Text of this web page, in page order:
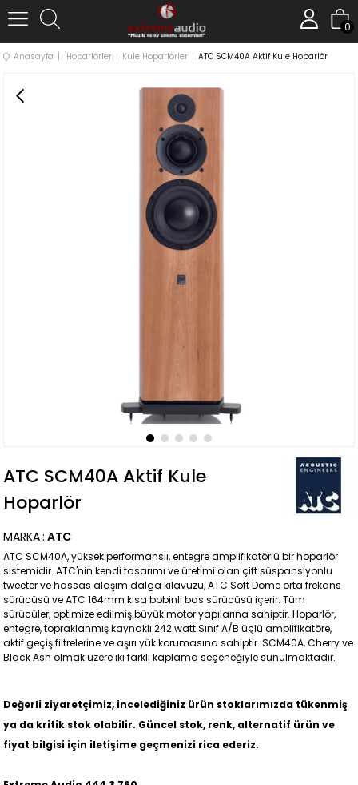
0
Anasayfa Hoparlörler Kule Hoparlörler ATC SCM40A Aktif Kule Hoparlör
ATC SCM40A Aktif Kule
Hoparlör
MARKA: ATC
ATC SCM40A, yüksek performanslı, entegre amplifikatörlü bir hoparlör
sistemidir. ATC'nin kendi tasarımı ve üretimi olan çift süspansiyonlu
tweeter ve hassas alaşım dalga kılavuzu, ATC Soft Dome orta frekans
sürücüsü ve ATC 164mm kısa bobinli bas sürücüsü içerir. Tüm
sürücüler, optimize edilmiş büyük motor yapılarına sahiptir. Hoparlör,
entegre, topraklanmış kaynaklı 242 watt Sınıf A/B üçlü amplifikatöre,
aktif geçiş filtrelerine ve aşırı yük korumasına sahiptir. SCM40A, Cherry ve
Black Ash olmak üzere iki farklı kaplama seçeneğiyle sunulmaktadır.
Değerli ziyaretçimiz, incelediğiniz ürün stoklarımızda tükenmiş
ya da kritik stok olabilir. Güncel stok, renk, alternatif ürün ve
fiyat bilgisi için iletişime geçmenizi rica ederiz.